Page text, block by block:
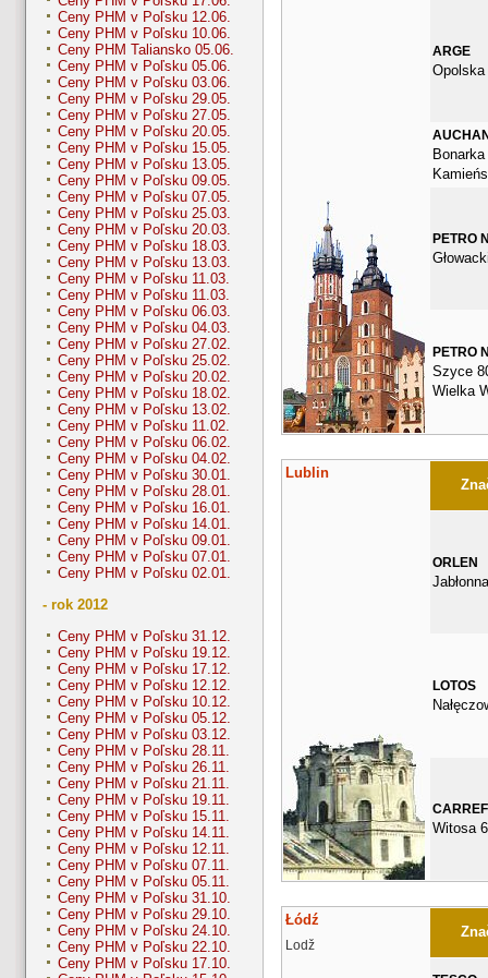
Ceny PHM v Poľsku 12.06.
Ceny PHM v Poľsku 10.06.
Ceny PHM Taliansko 05.06.
Ceny PHM v Poľsku 05.06.
Ceny PHM v Poľsku 03.06.
Ceny PHM v Poľsku 29.05.
Ceny PHM v Poľsku 27.05.
Ceny PHM v Poľsku 20.05.
Ceny PHM v Poľsku 15.05.
Ceny PHM v Poľsku 13.05.
Ceny PHM v Poľsku 09.05.
Ceny PHM v Poľsku 07.05.
Ceny PHM v Poľsku 25.03.
Ceny PHM v Poľsku 20.03.
Ceny PHM v Poľsku 18.03.
Ceny PHM v Poľsku 13.03.
Ceny PHM v Poľsku 11.03.
Ceny PHM v Poľsku 11.03.
Ceny PHM v Poľsku 06.03.
Ceny PHM v Poľsku 04.03.
Ceny PHM v Poľsku 27.02.
Ceny PHM v Poľsku 25.02.
Ceny PHM v Poľsku 20.02.
Ceny PHM v Poľsku 18.02.
Ceny PHM v Poľsku 13.02.
Ceny PHM v Poľsku 11.02.
Ceny PHM v Poľsku 06.02.
Ceny PHM v Poľsku 04.02.
Ceny PHM v Poľsku 30.01.
Ceny PHM v Poľsku 28.01.
Ceny PHM v Poľsku 16.01.
Ceny PHM v Poľsku 14.01.
Ceny PHM v Poľsku 09.01.
Ceny PHM v Poľsku 07.01.
Ceny PHM v Poľsku 02.01.
- rok 2012
Ceny PHM v Poľsku 31.12.
Ceny PHM v Poľsku 19.12.
Ceny PHM v Poľsku 17.12.
Ceny PHM v Poľsku 12.12.
Ceny PHM v Poľsku 10.12.
Ceny PHM v Poľsku 05.12.
Ceny PHM v Poľsku 03.12.
Ceny PHM v Poľsku 28.11.
Ceny PHM v Poľsku 26.11.
Ceny PHM v Poľsku 21.11.
Ceny PHM v Poľsku 19.11.
Ceny PHM v Poľsku 15.11.
Ceny PHM v Poľsku 14.11.
Ceny PHM v Poľsku 12.11.
Ceny PHM v Poľsku 07.11.
Ceny PHM v Poľsku 05.11.
Ceny PHM v Poľsku 31.10.
Ceny PHM v Poľsku 29.10.
Ceny PHM v Poľsku 24.10.
Ceny PHM v Poľsku 22.10.
Ceny PHM v Poľsku 17.10.
ARGE
Opolska
Bonarka
PETRO
PETRO
Szyce
Wielka
Lublin
ORLEN
Jabłonna
LOTOS
Witosa
Łódź
Lodž